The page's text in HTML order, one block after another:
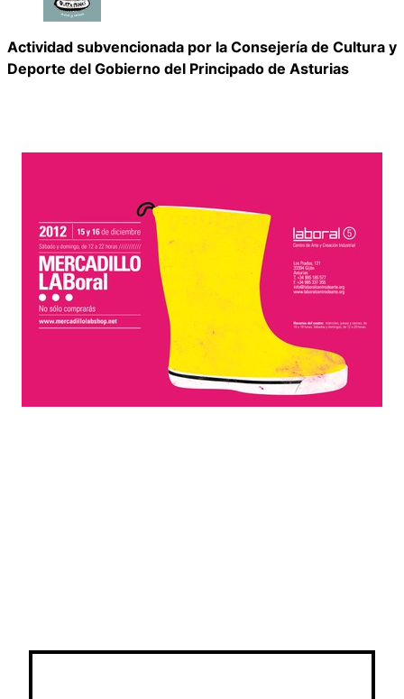
Actividad subvencionada por la Consejería de Cultura y
Deporte del Gobierno del Principado de Asturias